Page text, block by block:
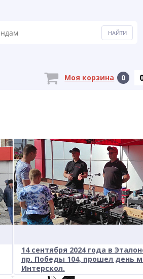
Моя корзина 0
14 сентября 2024 года в
пр. Победы 104, прошел день
Интерскол.